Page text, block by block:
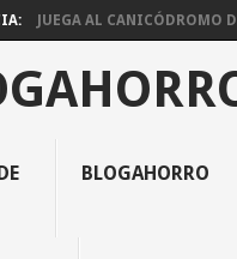
JUEGA AL CANICÓDROMO
BLOGAHORRO